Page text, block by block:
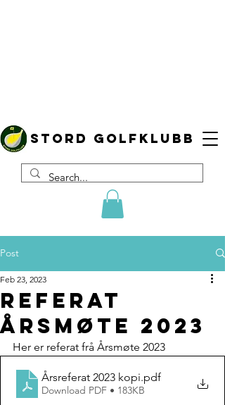
Stord golfklubb
Post
Referat
årsmøte 2023
Feb 23, 2023
Her er referat frå Årsmøte 2023
Årsreferat 2023 kopi.pdf
Download PDF • 183KB